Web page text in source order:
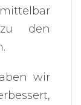
den
wir